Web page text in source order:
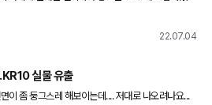
7월 기준 국
22.07.04
실물 유출
이 좀 둥그스레 해보이는데.... 저대로 나오려나요...